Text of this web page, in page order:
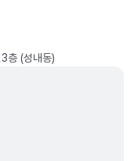
층 (성내동)